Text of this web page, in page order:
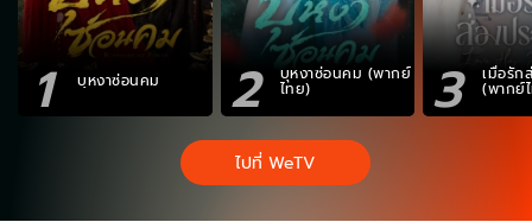
1 บุหงาซ่อนคม 2 บุหงาซ่อนคม (พากย์
ไทย) 3 เมื่อรัก
(พากย์
ไปที่ WeTV